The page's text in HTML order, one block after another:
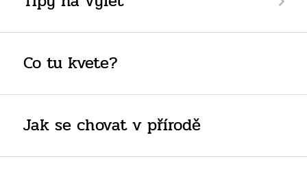
Co tu kvete?
Jak se chovat v přírodě